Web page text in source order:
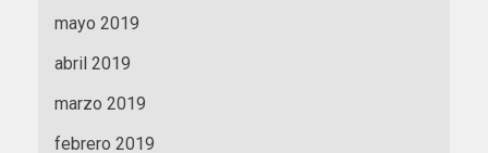
mayo 2019
abril 2019
marzo 2019
febrero 2019